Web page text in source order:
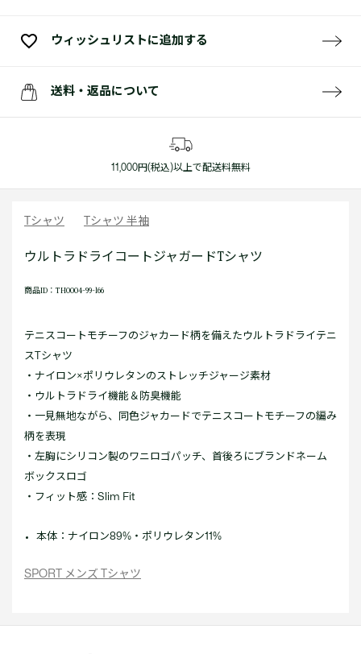
ウィッシュリストに追加する
送料・返品について
11,000円(税込)以上で配送料無料
Tシャツ Tシャツ 半袖
ウルトラドライコートジャガードTシャツ
商品ID：TH0004-99-166
テニスコートモチーフのジャカード柄を備えたウルトラドライテニ
スTシャツ
・ナイロン×ポリウレタンのストレッチジャージ素材
・ウルトラドライ機能＆防臭機能
・一見無地ながら、同色ジャカードでテニスコートモチーフの編み
柄を表現
・左胸にシリコン製のワニロゴパッチ、首後ろにブランドネーム
ボックスロゴ
・フィット感：Slim Fit
本体：ナイロン89%・ポリウレタン11%
SPORT メンズ Tシャツ